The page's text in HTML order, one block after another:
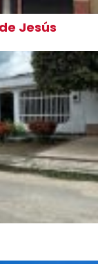
Jesús